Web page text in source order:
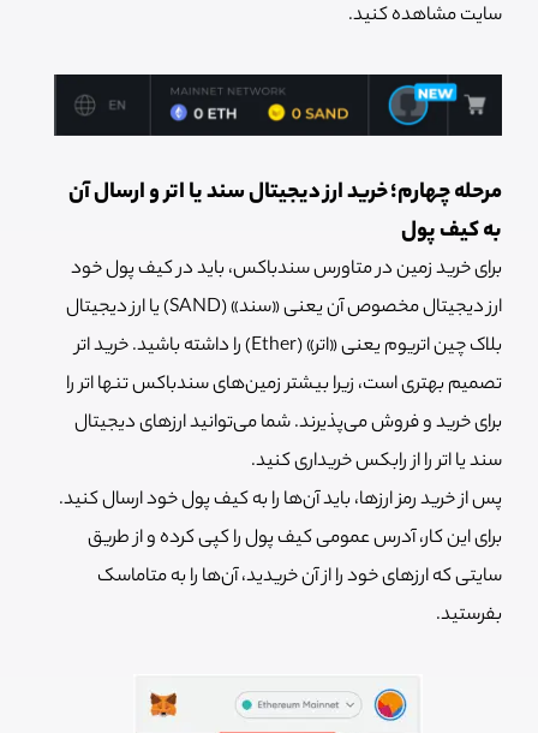
سایت مشاهده کنید.
مرحله چهارم؛ خرید ارز دیجیتال سند یا اتر و ارسال آن
به کیف پول
برای خرید زمین در متاورس سندباکس، باید در کیف پول خود
ارز دیجیتال مخصوص آن یعنی «سند» (SAND) یا ارز دیجیتال
بلاک چین اتریوم یعنی «اتر» (Ether) را داشته باشید. خرید اتر
تصمیم بهتری است، زیرا بیشتر زمین‌های سندباکس تنها اتر را
برای خرید و فروش می‌پذیرند. شما می‌توانید ارزهای دیجیتال
سند یا اتر را از رابکس خریداری کنید.
پس از خرید رمز ارزها، باید آن‌ها را به کیف پول خود ارسال کنید.
برای این کار، آدرس عمومی کیف پول را کپی کرده و از طریق
سایتی که ارزهای خود را از آن خریدید، آن‌ها را به متاماسک
بفرستید.